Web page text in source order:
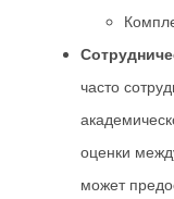
часто
оценки
может